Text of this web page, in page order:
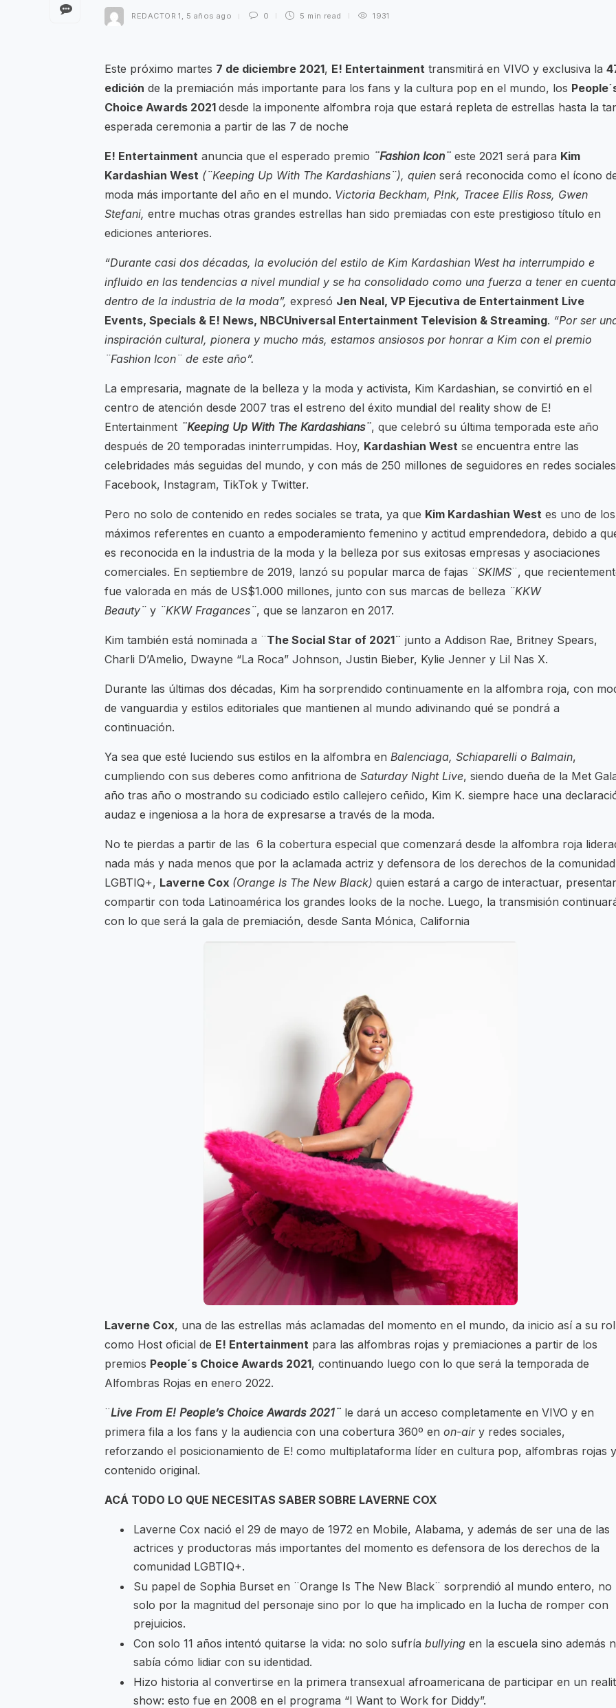
REDACTOR 1 , 5 años ago 0 5 min read 1931
Este próximo martes 7 de diciembre 2021, E! Entertainment transmitirá en VIVO y exclusiva la
edición de la premiación más importante para los fans y la cultura pop en el mundo, los
Choice Awards 2021 desde la imponente alfombra roja que estará repleta de estrellas hasta la
esperada ceremonia a partir de las 7 de noche
E! Entertainment anuncia que el esperado premio ¨Fashion Icon¨ este 2021 será para Kim
Kardashian West (¨Keeping Up With The Kardashians¨), quien será reconocida como el ícono
moda más importante del año en el mundo. Victoria Beckham, P!nk, Tracee Ellis Ross, Gwen
Stefani, entre muchas otras grandes estrellas han sido premiadas con este prestigioso título en
ediciones anteriores.
“Durante casi dos décadas, la evolución del estilo de Kim Kardashian West ha interrumpido e
influido en las tendencias a nivel mundial y se ha consolidado como una fuerza a tener en cuenta
dentro de la industria de la moda”, expresó Jen Neal, VP Ejecutiva de Entertainment Live
Events, Specials & E! News, NBCUniversal Entertainment Television & Streaming. “Por ser
inspiración cultural, pionera y mucho más, estamos ansiosos por honrar a Kim con el premio
¨Fashion Icon¨ de este año”.
La empresaria, magnate de la belleza y la moda y activista, Kim Kardashian, se convirtió en el
centro de atención desde 2007 tras el estreno del éxito mundial del reality show de E!
Entertainment ¨Keeping Up With The Kardashians¨, que celebró su última temporada este año
después de 20 temporadas ininterrumpidas. Hoy, Kardashian West se encuentra entre las
celebridades más seguidas del mundo, y con más de 250 millones de seguidores en redes sociales
Facebook, Instagram, TikTok y Twitter.
Pero no solo de contenido en redes sociales se trata, ya que Kim Kardashian West es uno de los
máximos referentes en cuanto a empoderamiento femenino y actitud emprendedora, debido a
es reconocida en la industria de la moda y la belleza por sus exitosas empresas y asociaciones
comerciales. En septiembre de 2019, lanzó su popular marca de fajas ¨SKIMS¨, que
fue valorada en más de US$1.000 millones, junto con sus marcas de belleza ¨KKW
Beauty¨ y ¨KKW Fragances¨, que se lanzaron en 2017.
Kim también está nominada a ¨The Social Star of 2021¨ junto a Addison Rae, Britney Spears,
Charli D’Amelio, Dwayne “La Roca” Johnson, Justin Bieber, Kylie Jenner y Lil Nas X.
Durante las últimas dos décadas, Kim ha sorprendido continuamente en la alfombra roja, con
de vanguardia y estilos editoriales que mantienen al mundo adivinando qué se pondrá a
continuación.
Ya sea que esté luciendo sus estilos en la alfombra en Balenciaga, Schiaparelli o Balmain,
cumpliendo con sus deberes como anfitriona de Saturday Night Live, siendo dueña de la Met
año tras año o mostrando su codiciado estilo callejero ceñido, Kim K. siempre hace una
audaz e ingeniosa a la hora de expresarse a través de la moda.
No te pierdas a partir de las 6 la cobertura especial que comenzará desde la alfombra roja
nada más y nada menos que por la aclamada actriz y defensora de los derechos de la comunidad
LGBTIQ+, Laverne Cox (Orange Is The New Black) quien estará a cargo de interactuar,
compartir con toda Latinoamérica los grandes looks de la noche. Luego, la transmisión
con lo que será la gala de premiación, desde Santa Mónica, California
Laverne Cox, una de las estrellas más aclamadas del momento en el mundo, da inicio así a su rol
como Host oficial de E! Entertainment para las alfombras rojas y premiaciones a partir de los
premios People´s Choice Awards 2021, continuando luego con lo que será la temporada de
Alfombras Rojas en enero 2022.
¨Live From E! People’s Choice Awards 2021¨ le dará un acceso completamente en VIVO y en
primera fila a los fans y la audiencia con una cobertura 360º en on-air y redes sociales,
reforzando el posicionamiento de E! como multiplataforma líder en cultura pop, alfombras rojas y
contenido original.
ACÁ TODO LO QUE NECESITAS SABER SOBRE LAVERNE COX
Laverne Cox nació el 29 de mayo de 1972 en Mobile, Alabama, y además de ser una de las
actrices y productoras más importantes del momento es defensora de los derechos de la
comunidad LGBTIQ+.
Su papel de Sophia Burset en ¨Orange Is The New Black¨ sorprendió al mundo entero, no
solo por la magnitud del personaje sino por lo que ha implicado en la lucha de romper con
prejuicios.
Con solo 11 años intentó quitarse la vida: no solo sufría bullying en la escuela sino además
sabía cómo lidiar con su identidad.
Hizo historia al convertirse en la primera transexual afroamericana de participar en un
show: esto fue en 2008 en el programa “I Want to Work for Diddy”.